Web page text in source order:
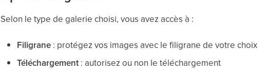
Selon le type de galerie choisi, vous avez accès à :
Filigrane : protégez vos images avec le filigrane de votre choix
Téléchargement: autorisez ou non le téléchargement